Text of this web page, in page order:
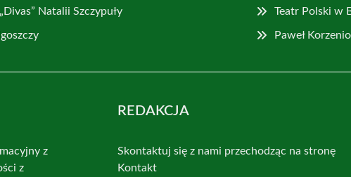
Natalii Szczypuły Teatr Polski w
Paweł
z
z
REDAKCJA
Skontaktuj się z nami przechodząc na stronę
Kontakt